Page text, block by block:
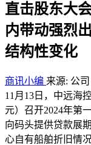
直击股东大
内带动强烈
结构性变化
商讯小编 来源: 公司
11月13日，中远海
元）召开2024年第
向码头提供贷款展
心自有船舶折旧情